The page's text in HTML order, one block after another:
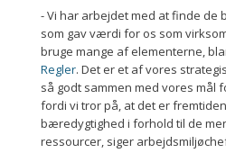
- Vi har arbejdet med at finde de
som gav værdi for os som
bruge mange af elementerne,
Regler. Det er et af vores
så godt sammen med vores mål
fordi vi tror på, at det er
bæredygtighed i forhold til de
ressourcer, siger